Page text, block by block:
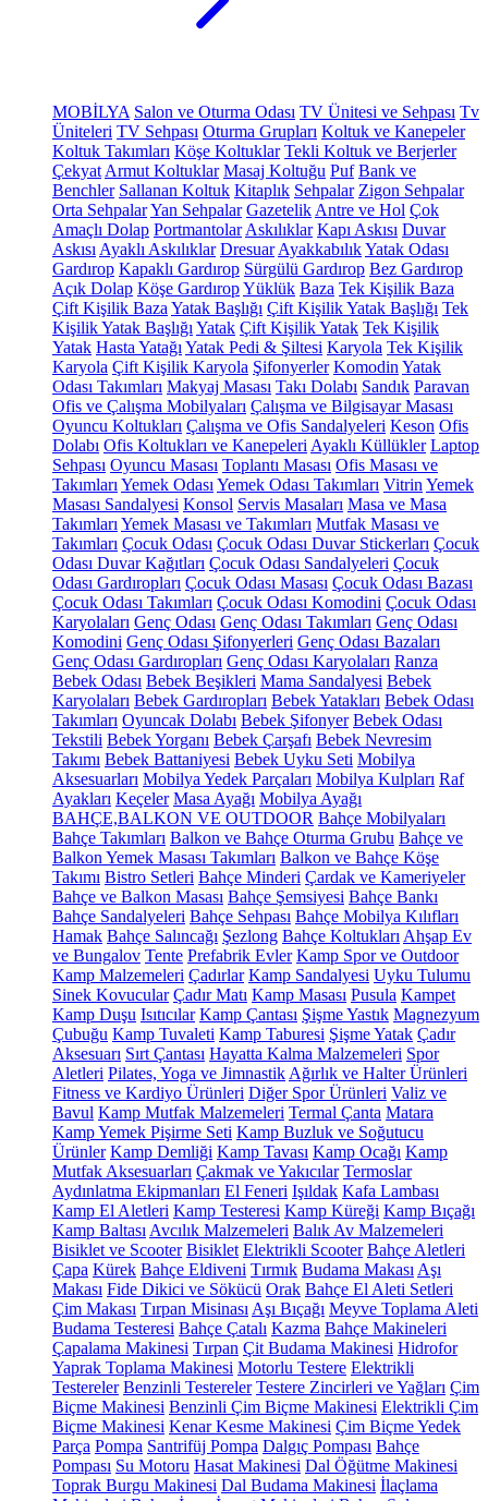
MOBİLYA Salon ve Oturma Odası TV Ünitesi ve Sehpası Tv
Üniteleri TV Sehpası Oturma Grupları Koltuk ve Kanepeler
Koltuk Takımları Köşe Koltuklar Tekli Koltuk ve Berjerler
Çekyat Armut Koltuklar Masaj Koltuğu Puf Bank ve
Benchler Sallanan Koltuk Kitaplık Sehpalar Zigon Sehpalar
Orta SehpalarYan Sehpalar Gazetelik Antre ve Hol Çok
Amaçlı Dolap Portmantolar Askılıklar Kapı Askısı Duvar
Askısı Ayaklı Askılıklar Dresuar AyakkabılıkYatak Odası
Gardırop Kapaklı Gardırop Sürgülü Gardırop Bez Gardırop
Açık Dolap Köşe GardıropYüklük Baza Tek Kişilik Baza
Çift Kişilik Baza Yatak Başlığı Çift Kişilik Yatak Başlığı Tek
Kişilik Yatak Başlığı Yatak Çift Kişilik Yatak Tek Kişilik
Yatak Hasta Yatağı Yatak Pedi & Şiltesi Karyola Tek Kişilik
Karyola Çift Kişilik Karyola Şifonyerler Komodin Yatak
Odası Takımları Makyaj Masası Takı Dolabı Sandık Paravan
Ofis ve Çalışma Mobilyaları Çalışma ve Bilgisayar Masası
Oyuncu Koltukları Çalışma ve Ofis Sandalyeleri Keson Ofis
Dolabı Ofis Koltukları ve Kanepeleri Ayaklı Küllükler Laptop
Sehpası Oyuncu Masası Toplantı Masası Ofis Masası ve
Takımları Yemek Odası Yemek Odası Takımları Vitrin Yemek
Masası Sandalyesi Konsol Servis Masaları Masa ve Masa
Takımları Yemek Masası ve Takımları Mutfak Masası ve
Takımları Çocuk Odası Çocuk Odası Duvar Stickerları Çocuk
Odası Duvar Kağıtları Çocuk Odası Sandalyeleri Çocuk
Odası Gardıropları Çocuk Odası Masası Çocuk Odası Bazası
Çocuk Odası Takımları Çocuk Odası Komodini Çocuk Odası
Karyolaları Genç Odası Genç Odası Takımları Genç Odası
Komodini Genç Odası Şifonyerleri Genç Odası Bazaları
Genç Odası Gardıropları Genç Odası Karyolaları Ranza
Bebek Odası Bebek Beşikleri Mama Sandalyesi Bebek
Karyolaları Bebek Gardıropları Bebek Yatakları Bebek Odası
Takımları Oyuncak Dolabı Bebek Şifonyer Bebek Odası
Tekstili Bebek Yorganı Bebek Çarşafı Bebek Nevresim
Takımı Bebek Battaniyesi Bebek Uyku Seti Mobilya
Aksesuarları Mobilya Yedek Parçaları Mobilya Kulpları Raf
Ayakları Keçeler Masa Ayağı Mobilya Ayağı
BAHÇE,BALKON VE OUTDOOR Bahçe Mobilyaları
Bahçe Takımları Balkon ve Bahçe Oturma Grubu Bahçe ve
Balkon Yemek Masası Takımları Balkon ve Bahçe Köşe
Takımı Bistro Setleri Bahçe Minderi Çardak ve Kameriyeler
Bahçe ve Balkon Masası Bahçe Şemsiyesi Bahçe Bankı
Bahçe Sandalyeleri Bahçe Sehpası Bahçe Mobilya Kılıfları
Hamak Bahçe Salıncağı Şezlong Bahçe Koltukları Ahşap Ev
ve Bungalov Tente Prefabrik Evler Kamp Spor ve Outdoor
Kamp Malzemeleri Çadırlar Kamp Sandalyesi Uyku Tulumu
Sinek Kovucular Çadır Matı Kamp Masası Pusula Kampet
Kamp Duşu Isıtıcılar Kamp Çantası Şişme Yastık Magnezyum
Çubuğu Kamp Tuvaleti Kamp Taburesi Şişme Yatak Çadır
Aksesuarı Sırt Çantası Hayatta Kalma Malzemeleri Spor
Aletleri Pilates, Yoga ve Jimnastik Ağırlık ve Halter Ürünleri
Fitness ve Kardiyo Ürünleri Diğer Spor Ürünleri Valiz ve
Bavul Kamp Mutfak Malzemeleri Termal Çanta Matara
Kamp Yemek Pişirme Seti Kamp Buzluk ve Soğutucu
Ürünler Kamp Demliği Kamp Tavası Kamp Ocağı Kamp
Mutfak Aksesuarları Çakmak ve Yakıcılar Termoslar
Aydınlatma Ekipmanları El Feneri Işıldak Kafa Lambası
Kamp El Aletleri Kamp Testeresi Kamp Küreği Kamp Bıçağı
Kamp Baltası Avcılık Malzemeleri Balık Av Malzemeleri
Bisiklet ve Scooter Bisiklet Elektrikli Scooter Bahçe Aletleri
Çapa Kürek Bahçe Eldiveni Tırmık Budama Makası Aşı
Makası Fide Dikici ve Sökücü Orak Bahçe El Aleti Setleri
Çim Makası Tırpan Misinası Aşı Bıçağı Meyve Toplama Aleti
Budama Testeresi Bahçe Çatalı Kazma Bahçe Makineleri
Çapalama Makinesi Tırpan Çit Budama Makinesi Hidrofor
Yaprak Toplama Makinesi Motorlu Testere Elektrikli
Testereler Benzinli Testereler Testere Zincirleri ve Yağları Çim
Biçme Makinesi Benzinli Çim Biçme Makinesi Elektrikli Çim
Biçme Makinesi Kenar Kesme Makinesi Çim Biçme Yedek
Parça Pompa Santrifüj Pompa Dalgıç Pompası Bahçe
Pompası Su Motoru Hasat Makinesi Dal Öğütme Makinesi
Toprak Burgu Makinesi Dal Budama Makinesi İlaçlama